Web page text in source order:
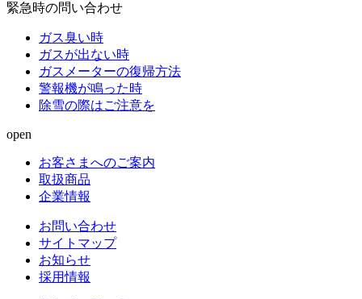
緊急時の問い合わせ
ガス臭い時
ガスが出ない時
ガスメーターの復帰方法
警報機が鳴った時
除雪の際はご注意を
open
お客さまへのご案内
取扱商品
企業情報
お問い合わせ
サイトマップ
お知らせ
採用情報